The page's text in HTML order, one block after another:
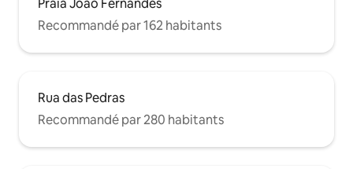
Praia João Fernandes
Recommandé par 162 habitants
Rua das Pedras
Recommandé par 280 habitants